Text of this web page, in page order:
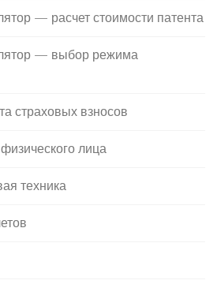
— расчет стоимости патента
— выбор режима
страховых взносов
лица
техника